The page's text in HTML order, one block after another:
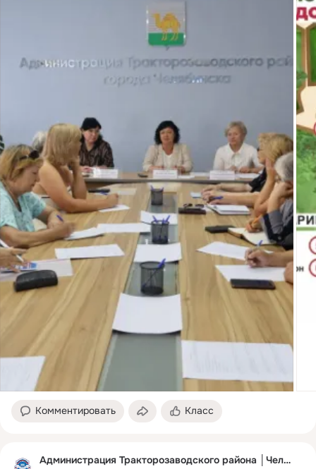
Комментировать Класс
Администрация Тракторозаводского района │Челябинск